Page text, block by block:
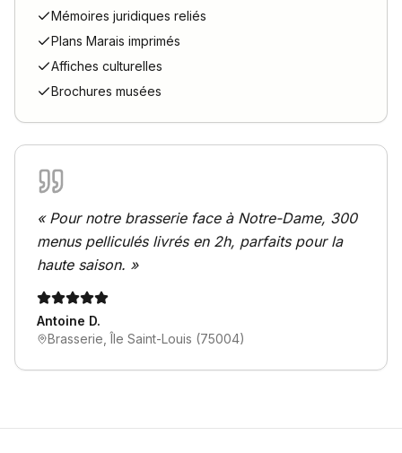
Mémoires juridiques reliés
Plans Marais imprimés
Affiches culturelles
Brochures musées
« Pour notre brasserie face à Notre-Dame, 300
menus pelliculés livrés en 2h, parfaits pour la
haute saison. »
Antoine D.
Brasserie, Île Saint-Louis (75004)